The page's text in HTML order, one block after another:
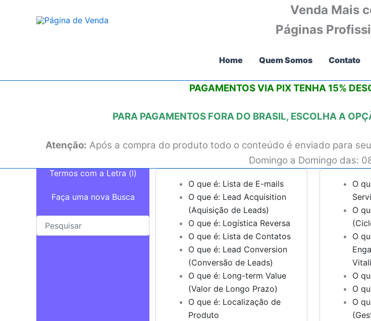
Venda Mais
Páginas
Home Quem Somos Contato
PAGAMENTOS VIA PIXTENHA 15%
PARA PAGAMENTOS FORA DO BRASIL, ESCOLHA A
Atenção: Após a compra do produto todo o conteúdo é enviado para
Domingo a Domingo das:
Termos com a Letra (l)
Faça uma nova Busca
O que é: Lista de E-mails
O que é: Lead Acquisition
(Aquisição de Leads)
O que é: Logística Reversa
O que é: Lista de Contatos
O que é: Lead Conversion
(Conversão de Leads)
O que é: Long-term Value
(Valor de Longo Prazo)
O que é: Localização de
Produto
O
O
O
O
O
O